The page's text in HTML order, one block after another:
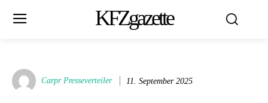
KFZgazette
Carpr Presseverteiler 11. September 2025